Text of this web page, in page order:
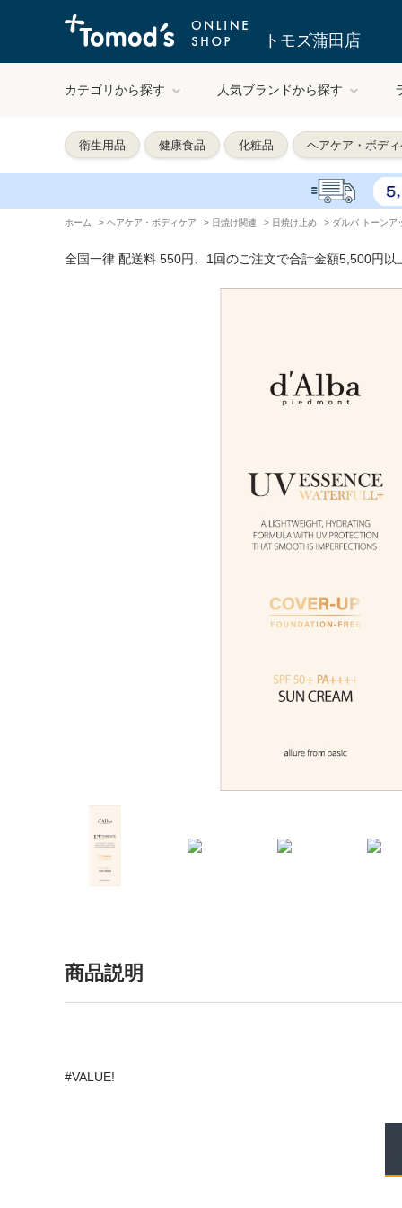
トモズ蒲田店
カテゴリから探す 人気ブランドから探す
衛生用品 健康食品 化粧品 ヘアケア・ボディ
ホーム > ヘアケア・ボディケア > 日焼け関連 > 日焼け止め > ダルバ トーンア
全国一律 配送料 550円、1回のご注文で合計金額5,500円以
商品説明
#VALUE!